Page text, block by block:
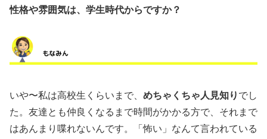
性格や雰囲気は、学生時代からですか？
いや〜私は高校生くらいまで、 めちゃくちゃ人見知り でし
た。友達とも仲良くなるまで時間がかかる方で、それまで
はあんまり喋れないんです。「怖い」なんて言われている